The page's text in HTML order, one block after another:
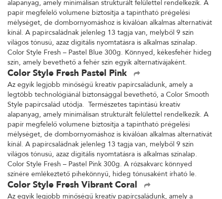
alapanyag, amely minimálisan strukturált felülettel rendelkezik. A
papír megfelelő volumene biztosítja a tapintható prégelési
mélységet, de dombornyomáshoz is kiválóan alkalmas alternatívát
kínál. A papírcsaládnak jelenleg 13 tagja van, melyből 9 szín
világos tónusú, azaz digitális nyomtatásra is alkalmas színalap.
Color Style Fresh – Pastel Blue 300g. Könnyed, kékesfehér hideg
szín, amely bevethető a fehér szín egyik alternatívájaként.
Color Style Fresh Pastel Pink
Az egyik legjobb minőségű kreatív papírcsaládunk, amely a
legtöbb technológiánál biztonsággal bevethető, a Color Smooth
Style papírcsalád utódja. Természetes tapintású kreatív
alapanyag, amely minimálisan strukturált felülettel rendelkezik. A
papír megfelelő volumene biztosítja a tapintható prégelési
mélységet, de dombornyomáshoz is kiválóan alkalmas alternatívát
kínál. A papírcsaládnak jelenleg 13 tagja van, melyből 9 szín
világos tónusú, azaz digitális nyomtatásra is alkalmas színalap.
Color Style Fresh – Pastel Pink 300g. A rózsakvarc könnyed
színére emlékeztető pihekönnyű, hideg tónusaként írható le.
Color Style Fresh Vibrant Coral
Az egyik legjobb minőségű kreatív papírcsaládunk, amely a